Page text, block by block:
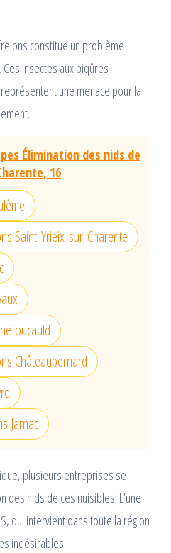
constitue un problème
Ces insectes aux piqûres
une menace pour la
Élimination des nids de
16
Saint-Yrieix-sur-Charente
Châteaubernard
Jarnac
plusieurs entreprises se
des nids de ces nuisibles. L’une
qui intervient dans toute la région
indésirables.